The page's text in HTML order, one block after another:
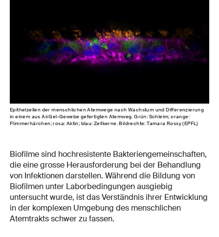
Epithelzellen der menschlichen Atemwege nach Wachstum und Differenzierung
in einem aus AirGel-Gewebe gefertigten Atemweg. Grün: Schleim; orange:
Flimmerhärchen; rosa: Aktin; blau: Zellkerne. Bildrechte: Tamara Rossy (EPFL)
Biofilme sind hochresistente Bakteriengemeinschaften,
die eine grosse Herausforderung bei der Behandlung
von Infektionen darstellen. Während die Bildung von
Biofilmen unter Laborbedingungen ausgiebig
untersucht wurde, ist das Verständnis ihrer Entwicklung
in der komplexen Umgebung des menschlichen
Atemtrakts schwer zu fassen.